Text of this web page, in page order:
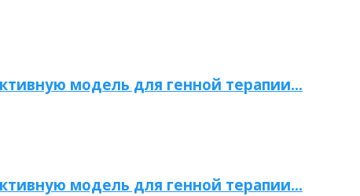
модель для генной терапии…
модель для генной терапии…